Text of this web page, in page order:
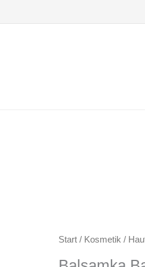
Inhalt
Start / Kosmetik /